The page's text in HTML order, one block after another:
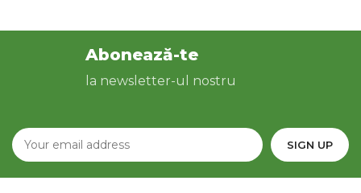
Abonează-te
la newsletter-ul nostru